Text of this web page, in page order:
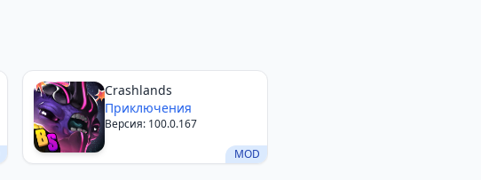
MOD
Crashlands
Приключения
Версия: 100.0.167